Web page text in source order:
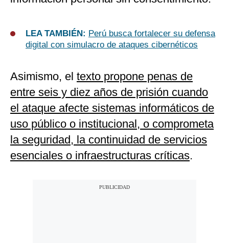
LEA TAMBIÉN: Perú busca fortalecer su defensa
digital con simulacro de ataques cibernéticos
Asimismo, el texto propone penas de
entre seis y diez años de prisión cuando
el ataque afecte sistemas informáticos de
uso público o institucional, o comprometa
la seguridad, la continuidad de servicios
esenciales o infraestructuras críticas.